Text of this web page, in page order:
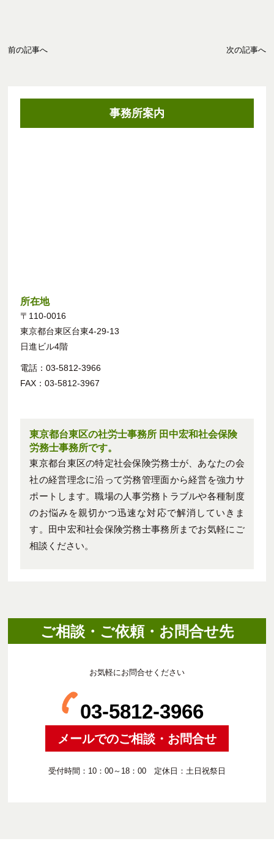
前の記事へ 次の記事へ
事務所案内
所在地
〒110-0016
東京都台東区台東4-29-13
日進ビル4階
電話：03-5812-3966
FAX：03-5812-3967
東京都台東区の社労士事務所 田中宏和社会保険
労務士事務所です。
東京都台東区の特定社会保険労務士が、あなたの会
社の経営理念に沿って労務管理面から経営を強力サ
ポートします。職場の人事労務トラブルや各種制度
のお悩みを親切かつ迅速な対応で解消していきま
す。田中宏和社会保険労務士事務所までお気軽にご
相談ください。
ご相談・ご依頼・お問合せ先
お気軽にお問合せください
03-5812-3966
メールでのご相談・お問合せ
受付時間：10：00～18：00 定休日：土日祝祭日